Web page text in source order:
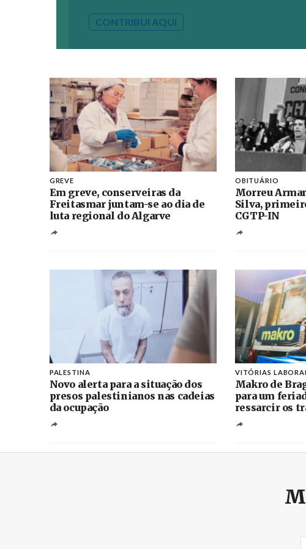
CONTRIBUI AQUI
GREVE
Em greve, conserveiras da
Freitasmar juntam-se ao dia de
luta regional do Algarve
OBITUÁRIO
Morreu
Silva,
CGTP-IN
PALESTINA
Novo alerta para a situação dos
presos palestinianos nas cadeias
da ocupação
VITÓRIAS
Makro de
para um
ressarcir os